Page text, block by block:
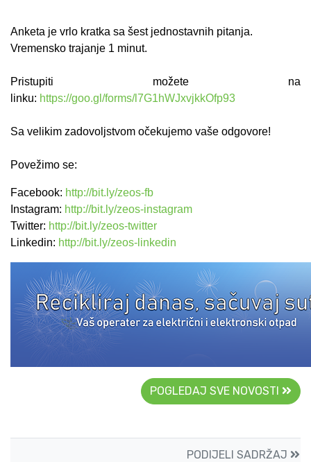
Anketa je vrlo kratka sa šest jednostavnih pitanja.
Vremensko trajanje 1 minut.
Pristupiti možete na
linku: https://goo.gl/forms/l7G1hWJxvjkkOfp93
Sa velikim zadovoljstvom očekujemo vaše odgovore!
Povežimo se:
Facebook: http://bit.ly/zeos-fb
Instagram: http://bit.ly/zeos-instagram
Twitter: http://bit.ly/zeos-twitter
Linkedin: http://bit.ly/zeos-linkedin
POGLEDAJ SVE NOVOSTI
PODIJELI SADRŽAJ